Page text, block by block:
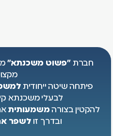
חברת "פשוט משכנתא"
פיתחה שיטה ייחודית
לבעלי משכנתא
להקטין בצורה משמעותית
ובדרך זולשפר